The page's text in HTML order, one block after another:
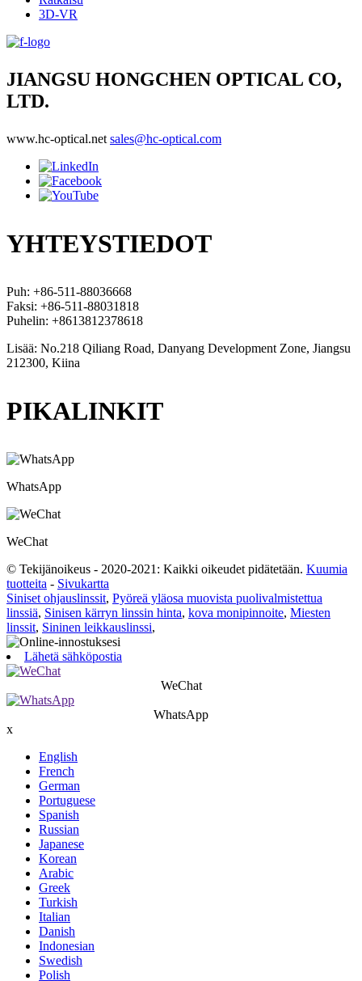
3D-VR
JIANGSU HONGCHEN OPTICAL CO,
LTD.
www.hc-optical.net sales@hc-optical.com
YHTEYSTIEDOT
Puh: +86-511-88036668
Faksi: +86-511-88031818
Puhelin: +8613812378618
Lisää: No.218 Qiliang Road, Danyang Development Zone, Jiangsu
212300, Kiina
PIKALINKIT
WhatsApp
WeChat
© Tekijänoikeus - 2020-2021: Kaikki oikeudet pidätetään. Kuumia
tuotteita - Sivukartta
Siniset ohjauslinssit, Pyöreä yläosa muovista puolivalmistettua
linssiä, Sinisen kärryn linssin hinta, kova monipinnoite, Miesten
linssit, Sininen leikkauslinssi,
Lähetä sähköpostia
WeChat
WhatsApp
x
English
French
German
Portuguese
Spanish
Russian
Japanese
Korean
Arabic
Greek
Turkish
Italian
Danish
Indonesian
Swedish
Polish